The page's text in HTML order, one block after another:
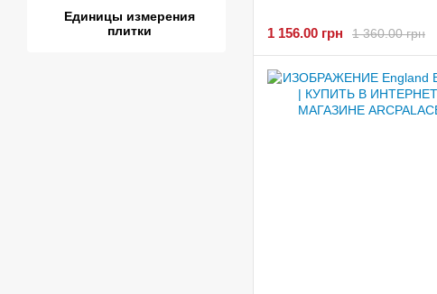
1 360.00 грн
1 156.00 грн
Единицы измерения
плитки